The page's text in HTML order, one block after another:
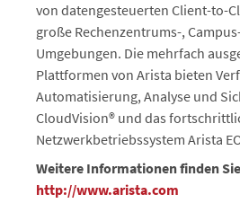
von datengesteuerten Client-to-
große Rechenzentrums-,
Umgebungen. Die mehrfach
Plattformen von Arista bieten
Automatisierung, Analyse und
CloudVision® und das
Netzwerkbetriebssystem Arista
Weitere Informationen finden
http://www.arista.com